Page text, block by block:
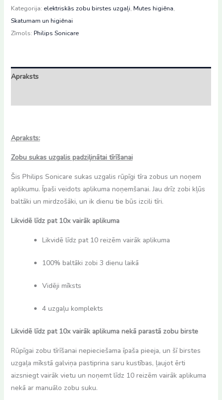
Premium
Plaque
Defence
uzgaļi,
4
HX9044/87
Kategorija: elektriskās zobu birstes uzgaļi, Mutes higiēna,
Skatumam un higiēnai
Zīmols: Philips Sonicare
Apraksts
Apraksts:
Zobu sukas uzgalis padziļinātai tīrīšanai
Šis Philips Sonicare sukas uzgalis rūpīgi tīra zobus un noņem
aplikumu. Īpaši veidots aplikuma noņemšanai. Jau drīz zobi kļūs
baltāki un mirdzošāki, un ik dienu tie būs izcili tīri.
Likvidē līdz pat 10x vairāk aplikuma
Likvidē līdz pat 10 reizēm vairāk aplikuma
100% baltāki zobi 3 dienu laikā
Vidēji mīksts
4 uzgaļu komplekts
Likvidē līdz pat 10x vairāk aplikuma nekā parastā zobu birste
Rūpīgai zobu tīrīšanai nepieciešama īpaša pieeja, un šī birstes
uzgaļa mīkstā galviņa pastiprina saru kustības, ļaujot ērti
aizsniegt vairāk vietu un noņemt līdz 10 reizēm vairāk aplikuma
nekā ar manuālo zobu suku.